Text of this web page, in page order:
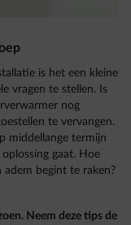
is het een kleine
vragen te stellen. Is
nog
te vervangen.
middellange termijn
gaat. Hoe
begint te raken?
Neem deze tips de